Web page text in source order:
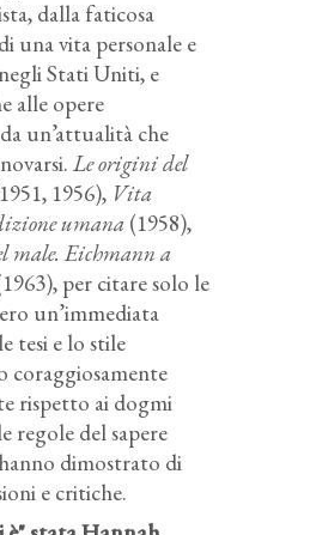
dalla faticosa
una vita personale e
Stati Uniti, e
alle opere
un’attualità che
Le origini del
1956), Vita
umana (1958),
male. Eichmann a
per citare solo le
un’immediata
tesi e lo stile
coraggiosamente
rispetto ai dogmi
regole del sapere
dimostrato di
e critiche.